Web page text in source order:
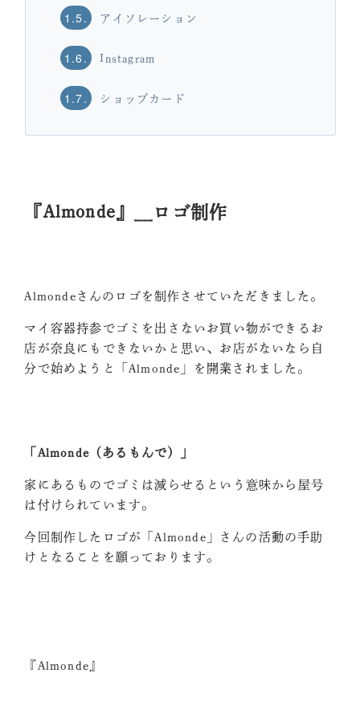
1.5. アイソレーション
1.6. Instagram
1.7. ショップカード
『Almonde』＿ロゴ制作
Almondeさんのロゴを制作させていただきました。
マイ容器持参でゴミを出さないお買い物ができるお
店が奈良にもできないかと思い、お店がないなら自
分で始めようと「Almonde」を開業されました。
「Almonde（あるもんで）」
家にあるものでゴミは減らせるという意味から屋号
は付けられています。
今回制作したロゴが「Almonde」さんの活動の手助
けとなることを願っております。
『Almonde』